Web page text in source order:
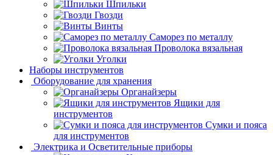
Шпильки
Гвозди
Винты
Саморез по металлу
Проволока вязальная
Уголки
Наборы инструментов
Оборудование для хранения
Органайзеры
Ящики для
инструментов
Сумки и пояса
для инструментов
Электрика и Осветительные приборы